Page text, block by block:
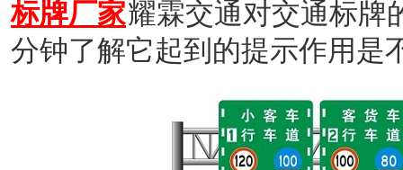
标牌厂家耀霖交通对交通标牌
分钟了解它起到的提示作用是